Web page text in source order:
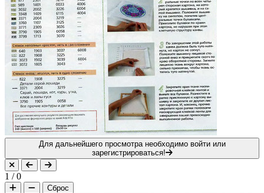
Для дальнейшего просмотра необходимо войти или
зарегистрироваться!
1 /0
Сброс